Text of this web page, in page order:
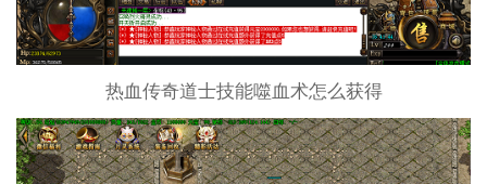
热血传奇道士技能噬血术怎么获得